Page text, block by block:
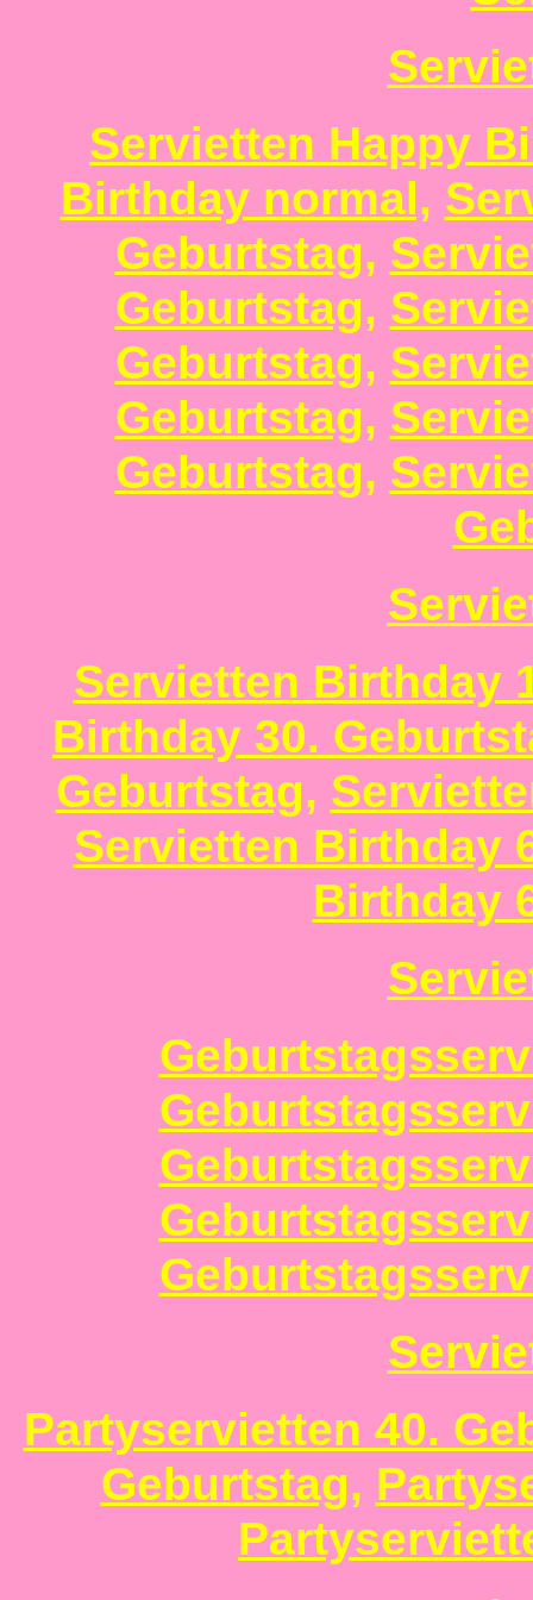
Servietten Happy
Birthday normal,
Geburtstag,
Geburtstag,
Geburtstag,
Geburtstag,
Geburtstag,
Servietten Birthday
Birthday 30.
Geburtstag,
Servietten Birthday
Birthday
Partyservietten 40.
Geburtstag,